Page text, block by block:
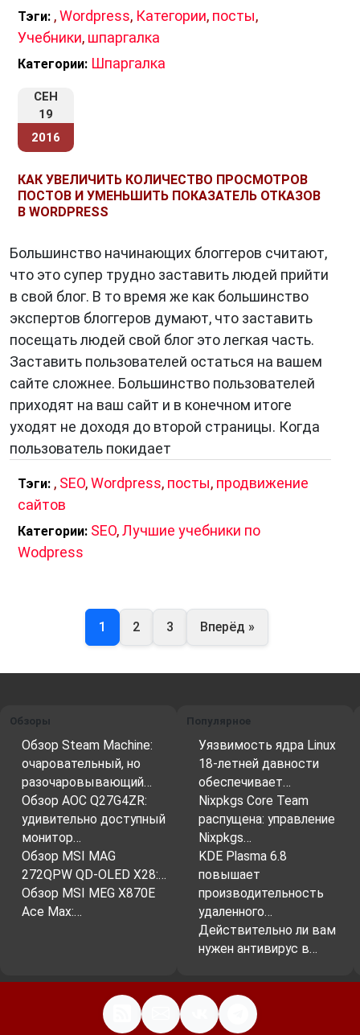
Тэги: ,Wordpress, Категории, посты,
Учебники, шпаргалка
Категории: Шпаргалка
СЕН
19
2016
КАК УВЕЛИЧИТЬ КОЛИЧЕСТВО ПРОСМОТРОВ
ПОСТОВ И УМЕНЬШИТЬ ПОКАЗАТЕЛЬ ОТКАЗОВ
В WORDPRESS
Большинство начинающих блоггеров считают,
что это супер трудно заставить людей прийти
в свой блог. В то время же как большинство
экспертов блоггеров думают, что заставить
посещать людей свой блог это легкая часть.
Заставить пользователей остаться на вашем
сайте сложнее. Большинство пользователей
приходят на ваш сайт и в конечном итоге
уходят не доходя до второй страницы. Когда
пользователь покидает
Тэги: , SEO,Wordpress, посты, продвижение
сайтов
Категории: SEO,Лучшие учебники по
Wodpress
1 2 3 Вперёд »
Обзоры
Обзор Steam Machine:
очаровательный, но
разочаровывающий…
Обзор AOC Q27G4ZR:
удивительно доступный
монитор…
Обзор MSI MAG
272QPW QD-OLED X28:…
Обзор MSI MEG X870E
Ace Max:…
Популярное
Уязвимость ядра Linux
18-летней давности
обеспечивает…
Nixpkgs Core Team
распущена: управление
Nixpkgs…
KDE Plasma 6.8
повышает
производительность
удаленного…
Действительно ли вам
нужен антивирус в…